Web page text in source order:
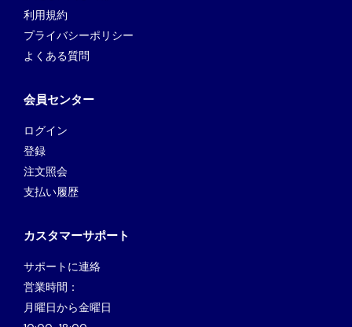
利用規約
プライバシーポリシー
よくある質問
会員センター
ログイン
登録
注文照会
支払い履歴
カスタマーサポート
サポートに連絡
営業時間：
月曜日から金曜日